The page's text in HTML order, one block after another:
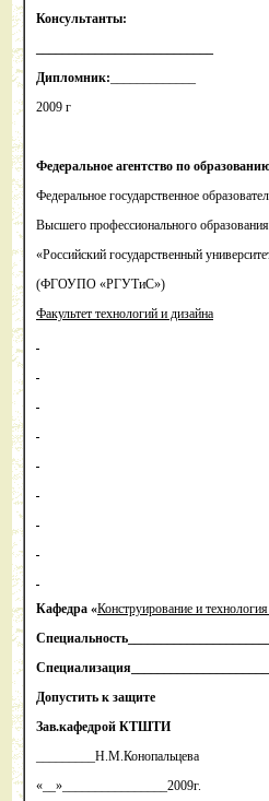
Консультанты:
Дипломник:
2009 г
Федеральное агентство по
Федеральное государственное
Высшего профессионального образования
«Российский государственный
(ФГОУПО «РГУТиС»)
Факультет технологий и дизайна
Кафедра «Конструирование и
Допустить к защите
Зав.кафедрой КТШТИ
_________Н.М.Конопальцева
«__»________________2009г.